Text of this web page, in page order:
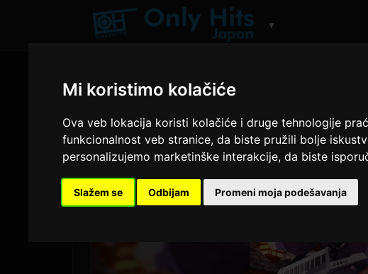
Mi koristimo kolačiće
Ova veb lokacija koristi kolačiće i druge tehnologije
funkcionalnost veb stranice,da biste pružili bolje
personalizujemo marketinške interakcije,da biste
Slažem se Odbijam Promeni moja podešavanja
▼